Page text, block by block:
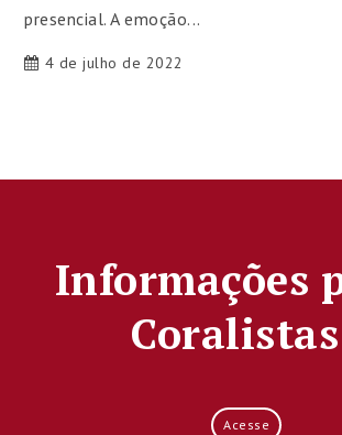
presencial. A emoção...
4 de julho de 2022
Informações
Coralistas
Acesse